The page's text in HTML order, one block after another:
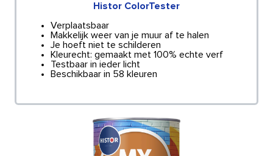
Histor ColorTester
Verplaatsbaar
Makkelijk weer van je muur af te halen
Je hoeft niet te schilderen
Kleurecht: gemaakt met 100% echte verf
Testbaar in ieder licht
Beschikbaar in 58 kleuren